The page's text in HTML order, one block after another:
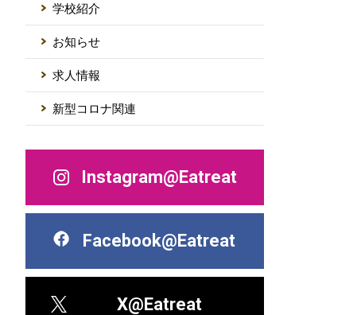
学校紹介
お知らせ
求人情報
新型コロナ関連
Instagram@Eatreat
Facebook@Eatreat
X@Eatreat